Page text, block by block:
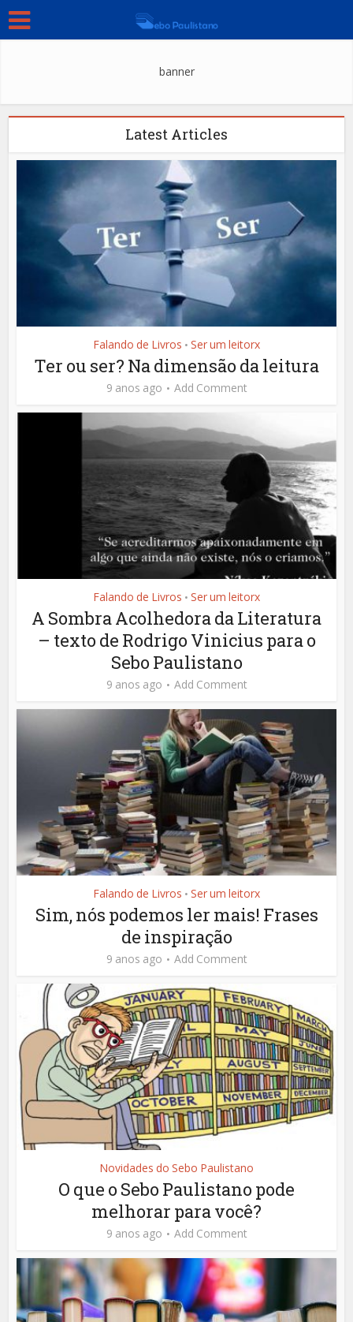
banner
Latest Articles
Falando de Livros • Ser um leitorx
Ter ou ser? Na dimensão da leitura
9 anos ago Add Comment
Falando de Livros • Ser um leitorx
A Sombra Acolhedora da Literatura
– texto de Rodrigo Vinicius para o
Sebo Paulistano
9 anos ago Add Comment
Falando de Livros • Ser um leitorx
Sim, nós podemos ler mais! Frases
de inspiração
9 anos ago Add Comment
Novidades do Sebo Paulistano
O que o Sebo Paulistano pode
melhorar para você?
9 anos ago Add Comment